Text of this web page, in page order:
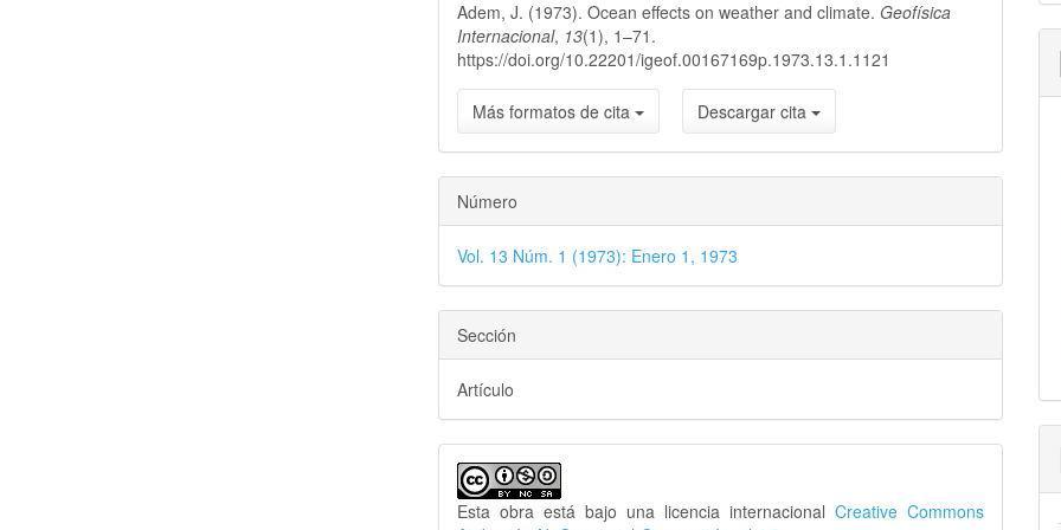
artículo
Adem, J. (1973). Ocean effects on weather and climate. Geofísica
Internacional, 13(1), 1–71.
https://doi.org/10.22201/igeof.00167169p.1973.13.1.1121
Más formatos de cita Descargar cita
Número
Vol. 13 Núm. 1 (1973): Enero 1, 1973
Sección
Artículo
Esta obra está bajo una licencia internacionalCreative Commons